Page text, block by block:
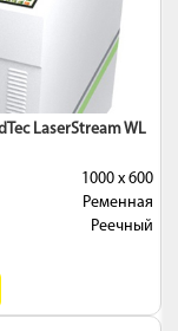
LaserStream WL
1000 х 600
Ременная
Реечный